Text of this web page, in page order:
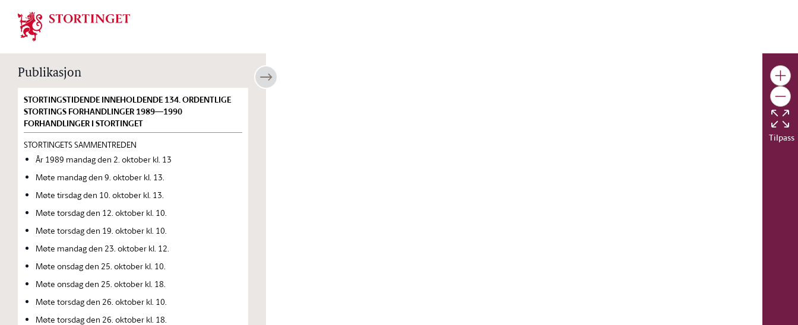
Stortinget.no
Publikasjon
STORTINGSTIDENDE INNEHOLDENDE 134. ORDENTLIGE
STORTINGS FORHANDLINGER 1989—1990
FORHANDLINGER I STORTINGET
STORTINGETS SAMMENTREDEN
År 1989 mandag den 2. oktober kl. 13
Møte mandag den 9. oktober kl. 13.
Møte tirsdag den 10. oktober kl. 13.
Møte torsdag den 12. oktober kl. 10.
Møte torsdag den 19. oktober kl. 10.
Møte mandag den 23. oktober kl. 12.
Møte onsdag den 25. oktober kl. 10.
Møte onsdag den 25. oktober kl. 18.
Møte torsdag den 26. oktober kl. 10.
Møte torsdag den 26. oktober kl. 18.